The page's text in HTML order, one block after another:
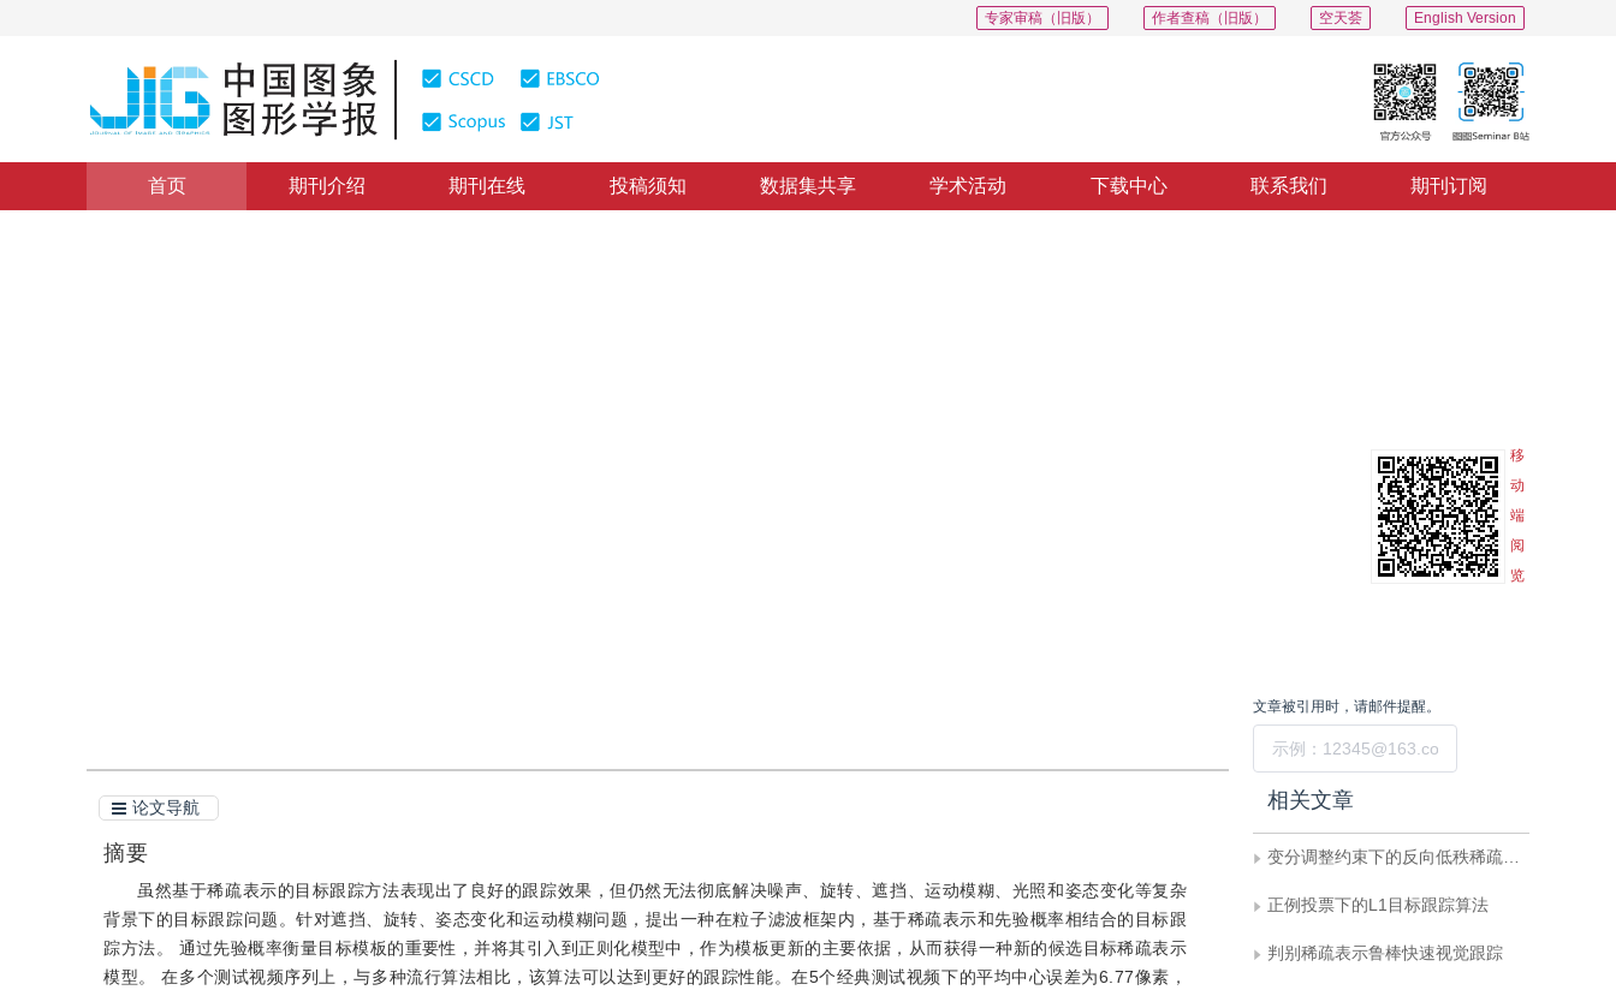
English Version
空天荟
作者查稿（旧版）
专家审稿（旧版）
首页 期刊介绍 期刊在线 投稿须知 数据集共享 学术活动 下载中心 联系我们 期刊订阅
移
动
端
阅
览
论文导航
摘要
虽然基于稀疏表示的目标跟踪方法表现出了良好的跟踪效果，但仍然无法彻底解决噪声、旋转、遮挡、运动模糊、光照和姿态变化等复杂
背景下的目标跟踪问题。针对遮挡、旋转、姿态变化和运动模糊问题，提出一种在粒子滤波框架内，基于稀疏表示和先验概率相结合的目标跟
踪方法。 通过先验概率衡量目标模板的重要性，并将其引入到正则化模型中，作为模板更新的主要依据，从而获得一种新的候选目标稀疏表示
模型。 在多个测试视频序列上，与多种流行算法相比，该算法可以达到更好的跟踪性能。在5个经典测试视频下的平均中心误差为6.77像素，
文章被引用时，请邮件提醒。
相关文章
变分调整约束下的反向低秩稀疏学习目标跟踪
正例投票下的L1目标跟踪算法
判别稀疏表示鲁棒快速视觉跟踪